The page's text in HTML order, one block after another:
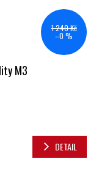
1 240 Kč
–0 %
M3
DETAIL